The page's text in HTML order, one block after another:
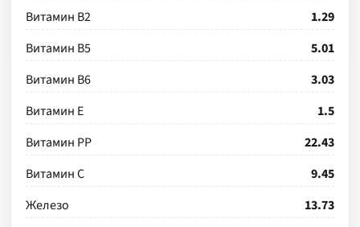
Витамин В2
1.29
Витамин В5
5.01
Витамин В6
3.03
Витамин Е
1.5
Витамин РР
22.43
Витамин С
9.45
Железо
13.73